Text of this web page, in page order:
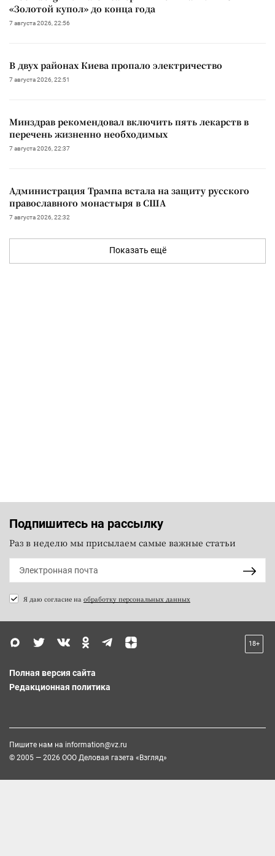
«Золотой купол» до конца года
7 августа 2026, 22:56
В двух районах Киева пропало электричество
7 августа 2026, 22:51
Минздрав рекомендовал включить пять лекарств в
перечень жизненно необходимых
7 августа 2026, 22:37
Администрация Трампа встала на защиту русского
православного монастыря в США
7 августа 2026, 22:32
Показать ещё
Подпишитесь на рассылку
Раз в неделю мы присылаем самые важные статьи
Я даю согласие на обработку персональных данных
18+
Полная версия сайта
Редакционная политика
Пишите нам на information@vz.ru
© 2005 — 2026 ООО Деловая газета «Взгляд»